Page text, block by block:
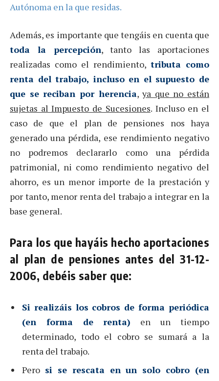
Autónoma en la que residas.
Además, es importante que tengáis en cuenta que
toda la percepción, tanto las aportaciones
realizadas como el rendimiento, tributa como
renta del trabajo, incluso en el supuesto de
que se reciban por herencia,ya que no están
sujetas al Impuesto de Sucesiones. Incluso en el
caso de que el plan de pensiones nos haya
generado una pérdida, ese rendimiento negativo
no podremos declararlo como una pérdida
patrimonial, ni como rendimiento negativo del
ahorro, es un menor importe de la prestación y
por tanto, menor renta del trabajo a integrar en la
base general.
Para los que hayáis hecho aportaciones
al plan de pensiones antes del 31-12-
2006, debéis saber que:
Si realizáis los cobros de forma periódica
(en forma de renta) en un tiempo
determinado, todo el cobro se sumará a la
renta del trabajo.
Pero si se rescata en un solo cobro (en